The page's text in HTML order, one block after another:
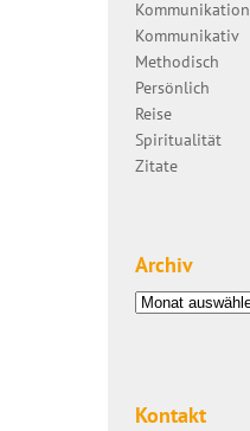
Kommunikation
Kommunikativ
Methodisch
Persönlich
Reise
Spiritualität
Zitate
Archiv
Archiv
Kontakt